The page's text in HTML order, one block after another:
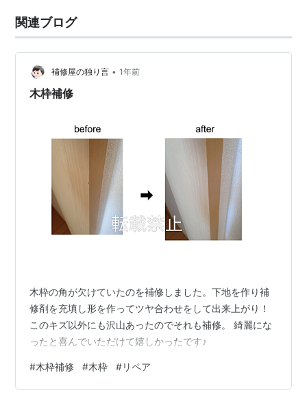
関連ブログ
補修屋の独り言 • 1年前
木枠補修
木枠の角が欠けていたのを補修しました。下地を作り補
修剤を充填し形を作ってツヤ合わせをして出来上がり！
このキズ以外にも沢山あったのでそれも補修。 綺麗にな
ったと喜んでいただけて嬉しかったです♪
#木枠補修 #木枠 #リペア